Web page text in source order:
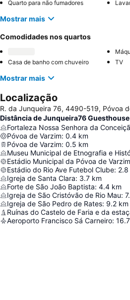
Quarto para não fumadores
Mostrar mais
Comodidades nos quartos
Casa de banho com chuveiro
TV
Mostrar mais
Localização
R. da Junqueira 76, 4490-519, Póvoa
Distância de Junqueira76 Guesthouse
Fortaleza Nossa Senhora da
Póvoa de Varzim: 0.4 km
Póvoa de Varzim: 0.5 km
Estádio Municipal da Póvoa de Varzim
Estádio do Rio Ave Futebol Clube: 2.8
Igreja de Santa Clara: 3.7 km
Forte de São João Baptista: 4.4 km
Igreja de São Cristóvão de Rio Mau:
Igreja de São Pedro de Rates: 9.2 km
Aeroporto Francisco Sá Carneiro: 16.7